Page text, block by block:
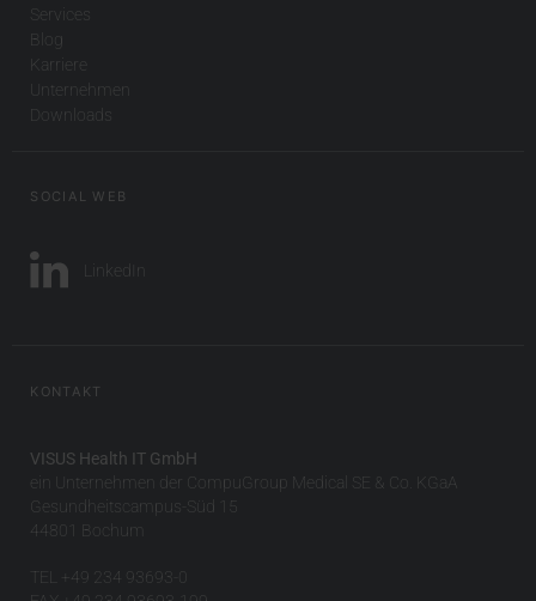
Services
Blog
Karriere
Unternehmen
Downloads
SOCIAL WEB
LinkedIn
KONTAKT
VISUS Health IT GmbH
ein Unternehmen der CompuGroup Medical SE & Co. KGaA
Gesundheitscampus-Süd 15
44801 Bochum
TEL +49 234 93693-0